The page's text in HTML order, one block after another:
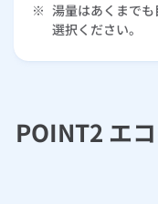
※ 湯量はあくまで
選択ください。
POINT2 エ